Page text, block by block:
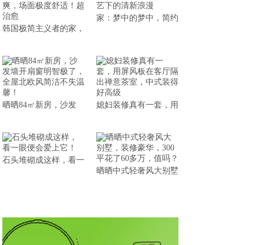
韩国极简主义者的家，
家：梦中的梦中，简约
晒晒84㎡新房，沙发 媳妇装修真有一套，用
石头堆砌成这样，看一
晒晒中式轻奢风大别墅